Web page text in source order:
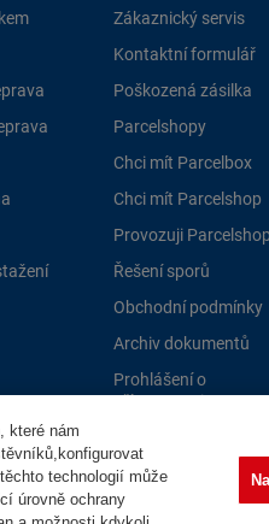
Zákaznický servis
Kontaktní formulář
Poškozená zásilka
Parcelshopy
Chci mít Parcelbox
Chci mít Parcelshop
Provozuji Parcelshop
Řešení sporů
Obchodní podmínky
Archiv dokumentů
Prohlášení o
přístupnosti
které nám
technologií může
úrovně ochrany